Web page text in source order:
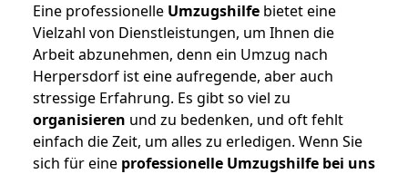
Eine professionelle Umzugshilfe bietet eine
Vielzahl von Dienstleistungen, um Ihnen die
Arbeit abzunehmen, denn ein Umzug nach
Herpersdorf ist eine aufregende, aber auch
stressige Erfahrung. Es gibt so viel zu
organisieren und zu bedenken, und oft fehlt
einfach die Zeit, um alles zu erledigen. Wenn Sie
sich für eine professionelle Umzugshilfe bei uns